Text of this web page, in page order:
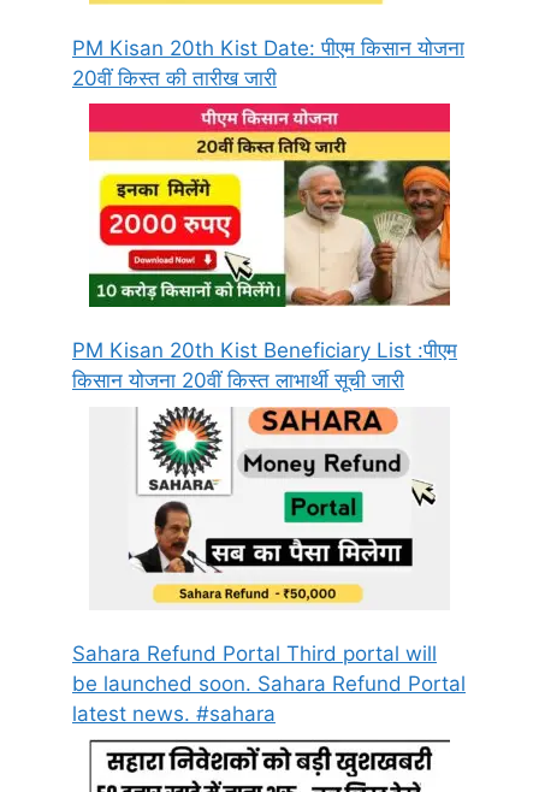
PM Kisan 20th Kist Date: पीएम किसान योजना
20वीं किस्त की तारीख जारी
PM Kisan 20th Kist Beneficiary List :पीएम
किसान योजना 20वीं किस्त लाभार्थी सूची जारी
Sahara Refund Portal Third portal will
be launched soon. Sahara Refund Portal
latest news. #sahara